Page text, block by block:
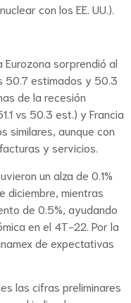
con los EE. UU.).
Eurozona sorprendió al
50.7 estimados y 50.3
de la recesión
vs 50.3 est.) y Francia
similares, aunque con
y servicios.
un alza de 0.1%
diciembre, mientras
de 0.5%, ayudando
en el 4T-22. Por la
de expectativas
las cifras preliminares